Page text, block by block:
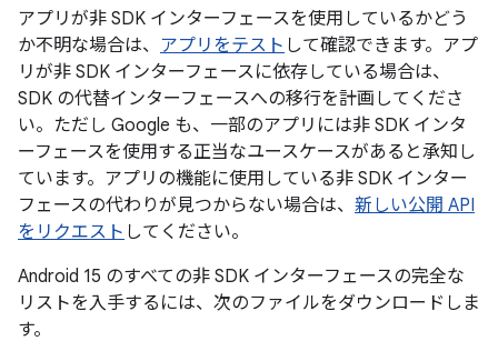
アプリが非 SDK インターフェースを使用しているかどう
か不明な場合は、 アプリをテスト して確認できます。アプ
リが非 SDK インターフェースに依存している場合は、
SDK の代替インターフェースへの移行を計画してくださ
い。ただし Google も、一部のアプリには非 SDK インタ
ーフェースを使用する正当なユースケースがあると承知し
ています。アプリの機能に使用している非 SDK インター
フェースの代わりが見つからない場合は、 新しい公開 API
をリクエスト してください。
Android 15 のすべての非 SDK インターフェースの完全な
リストを入手するには、次のファイルをダウンロードしま
す。